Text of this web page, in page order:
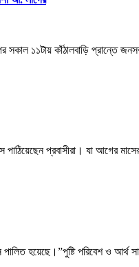
১১টায় কাঁঠালবাড়ি প্রান্তে
পাঠিয়েছেন প্রবাসীরা। যা
হয়েছে।”পুষ্টি পরিবেশ ও আর্থ